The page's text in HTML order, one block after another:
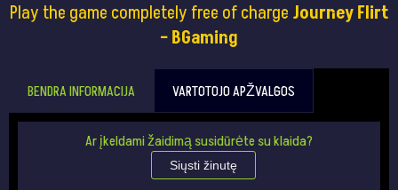
Play the game completely free of charge Journey Flirt
– BGaming
BENDRA INFORMACIJA VARTOTOJO APŽVALGOS
Ar įkeldami žaidimą susidūrėte su klaida?
Siųsti žinutę